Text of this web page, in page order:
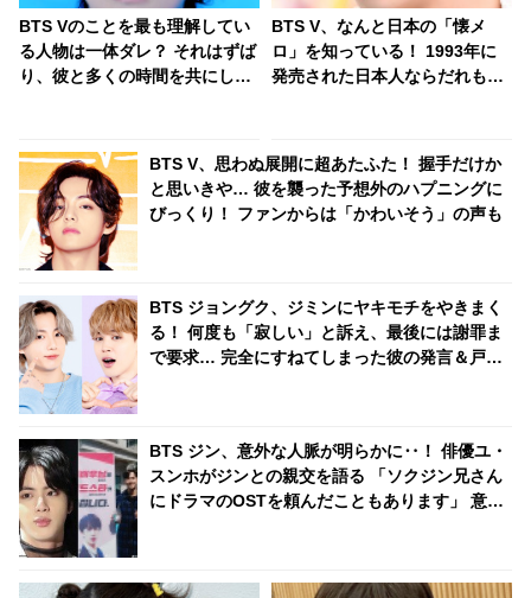
BTS Vのことを最も理解してい
る人物は一体ダレ？ それはずば
り、彼と多くの時間を共にして
と太鼓判を押す様子がかわいす
ぎる
BTS V、なんと日本の「懐メ
ロ」を知っている！ 1993年に
発売された日本人ならだれもが
で話す彼の姿にファン衝撃
BTS V、思わぬ展開に超あたふた！ 握手だけか
と思いきや… 彼を襲った予想外のハプニングに
びっくり！ ファンからは「かわいそう」の声も
BTS ジョングク、ジミンにヤキモチをやきまく
る！ 何度も「寂しい」と訴え、最後には謝罪ま
で要求… 完全にすねてしまった彼の発言＆戸惑
BTS ジン、意外な人脈が明らかに‥！ 俳優ユ・
スンホがジンとの親交を語る 「ソクジン兄さん
にドラマのOSTを頼んだこともあります」 意外